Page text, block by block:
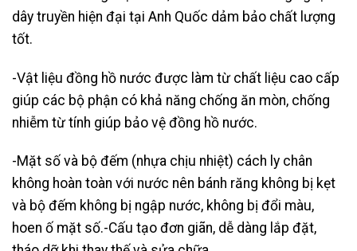
dây truyền hiện đại tại Anh Quốc dảm bảo chất lượng
tốt.
-Vật liệu đồng hồ nước được làm từ chất liệu cao cấp
giúp các bộ phận có khả năng chống ăn mòn, chống
nhiễm từ tính giúp bảo vệ đồng hồ nước.
-Mặt số và bộ đếm (nhựa chịu nhiệt) cách ly chân
không hoàn toàn với nước nên bánh răng không bị kẹt
và bộ đếm không bị ngập nước, không bị đổi màu,
hoen ố mặt số.-Cấu tạo đơn giãn, dễ dàng lắp đặt,